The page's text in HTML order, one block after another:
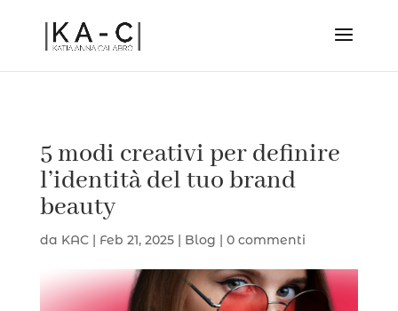
5 modi creativi per definire
l’identità del tuo brand
beauty
da KAC| Feb 21, 2025| Blog | 0 commenti